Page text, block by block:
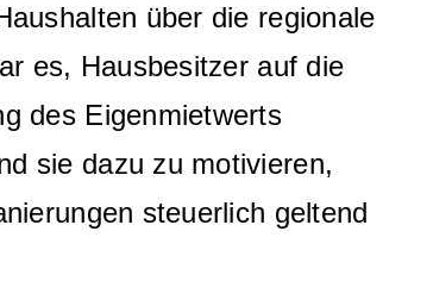
über die regionale
es, Hausbesitzer auf die
des Eigenmietwerts
sie dazu zu motivieren,
steuerlich geltend